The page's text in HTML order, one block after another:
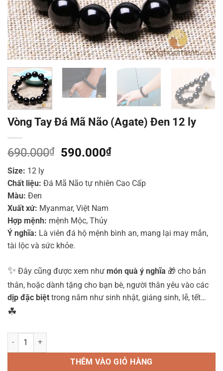
Vòng Tay Đá Mã Não (Agate) Đen 12 ly
690.000₫
Giá
là:
690.000₫.
590.000₫Giá
là:
Size: 12 ly
Chất liệu: Đá Mã Não tự nhiên Cao Cấp
Màu: Đen
Xuất xứ: Myanmar, Việt Nam
Hợp mệnh: mệnh Mộc, Thủy
Ý nghĩa: Là viên đá hộ mệnh bình an, mang lại may mắn,
tài lộc và sức khỏe.
✨ Đây cũng được xem như món quà ý nghĩa 🎁 cho bản
thân, hoặc dành tặng cho bạn bè, người thân yêu vào các
dịp đặc biệt trong năm như sinh nhật, giáng sinh, lễ, tết…
☘
Vòng Tay Đá Mã Não (Agate) Đen 12 ly số lượng
THÊM VÀO GIỎ HÀNG